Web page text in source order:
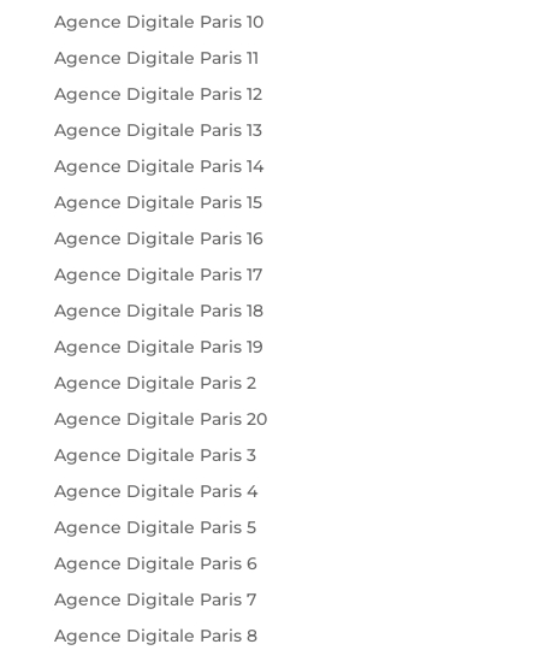
Agence Digitale Paris 10
Agence Digitale Paris 11
Agence Digitale Paris 12
Agence Digitale Paris 13
Agence Digitale Paris 14
Agence Digitale Paris 15
Agence Digitale Paris 16
Agence Digitale Paris 17
Agence Digitale Paris 18
Agence Digitale Paris 19
Agence Digitale Paris 2
Agence Digitale Paris 20
Agence Digitale Paris 3
Agence Digitale Paris 4
Agence Digitale Paris 5
Agence Digitale Paris 6
Agence Digitale Paris 7
Agence Digitale Paris 8